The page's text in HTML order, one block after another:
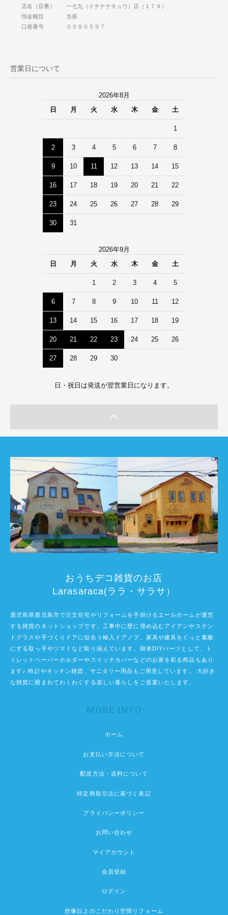
店名（店番） 一七九（イチナナキュウ）店（１７９）
預金種目 当座
口座番号 ００９０５９７
営業日について
2026年8月
日
月 火 水 木 金 土
1
2 3 4 5 6 7 8
9 10 11 12 13 14 15
16 17 18 19 20 21 22
23 24 25 26 27 28 29
30 31
2026年9月
日
月 火 水 木 金 土
1 2 3 4 5
6 7 8 9 10 11 12
13 14 15 16 17 18 19
20 21 22 23 24 25 26
27 28 29 30
日・祝日は発送が翌営業日になります。
おうちデコ雑貨のお店
Larasaraca(ララ・サラサ）
鹿児島県鹿児島市で注文住宅やリフォームを手掛けるエールホームが運営
する雑貨のネットショップです。工事中に壁に埋め込むアイアンやステン
ドグラスや手づくりドアに似合う輸入ドアノブ、家具や建具をぐっと素敵
にする取っ手やツマミなど取り揃えています。簡単DIYパーツとして、ト
イレットペーパーホルダーやスイッチカバーなどのお家を彩る商品もあり
ます♪ 時計やキッチン雑貨、サニタリー用品もご用意しています。 大好き
な雑貨に囲まれてわくわくする楽しい暮らしをご提案いたします。
MORE INFO
ホーム
お支払い方法について
配送方法・送料について
特定商取引法に基づく表記
プライバシーポリシー
お問い合わせ
マイアカウント
会員登録
ログイン
想像以上のこだわり空間リフォーム